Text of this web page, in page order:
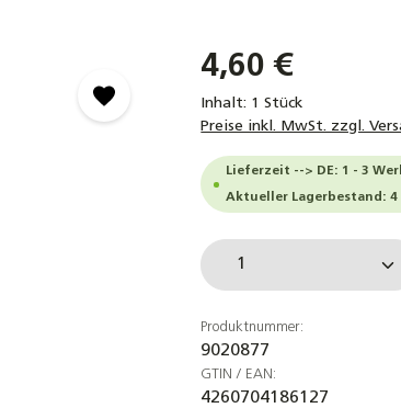
4,60 €
Inhalt: 1 Stück
Preise inkl. MwSt. zzgl.
Lieferzeit --> DE: 1 - 3
Aktueller Lagerbestand:
Produkt
Produktnummer:
9020877
GTIN / EAN:
4260704186127